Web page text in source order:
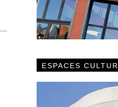
ESPACES